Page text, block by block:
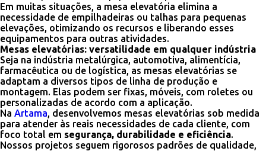
Em muitas situações, a mesa elevatória elimina a
necessidade de empilhadeiras ou talhas para pequenas
elevações, otimizando os recursos e liberando esses
equipamentos para outras atividades.
Mesas elevatórias: versatilidade em qualquer indústria
Seja na indústria metalúrgica, automotiva, alimentícia,
farmacêutica ou de logística, as mesas elevatórias se
adaptam a diversos tipos de linha de produção e
montagem. Elas podem ser fixas, móveis, com roletes ou
personalizadas de acordo com a aplicação.
Na Artama, desenvolvemos mesas elevatórias sob medida
para atender às reais necessidades de cada cliente, com
foco total em segurança, durabilidade e eficiência.
Nossos projetos seguem rigorosos padrões de qualidade,